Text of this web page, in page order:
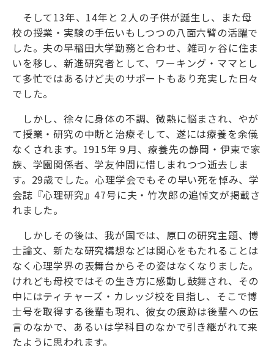
そして13年、14年と２人の子供が誕生し、また母
校の授業・実験の手伝いもしつつの八面六臂の活躍で
した。夫の早稲田大学勤務と合わせ、雑司ヶ谷に住ま
いを移し、新進研究者として、ワーキング・ママとし
て多忙ではあるけど夫のサポートもあり充実した日々
でした。
しかし、徐々に身体の不調、微熱に悩まされ、やが
て授業・研究の中断と治療そして、遂には療養を余儀
なくされます。1915年９月、療養先の静岡・伊東で家
族、学園関係者、学友仲間に惜しまれつつ逝去しま
す。29歳でした。心理学会でもその早い死を悼み、学
会誌『心理研究』47号に夫・竹次郎の追悼文が掲載さ
れました。
しかしその後は、我が国では、原口の研究主題、博
士論文、新たな研究構想などは関心をもたれることは
なく心理学界の表舞台からその姿はなくなりました。
けれども母校ではその生き方に感動し鼓舞され、その
中にはティチャーズ・カレッジ校を目指し、そこで博
士号を取得する後輩も現れ、彼女の痕跡は後輩への伝
言のなかで、あるいは学科目のなかで引き継がれて来
たように思われます。